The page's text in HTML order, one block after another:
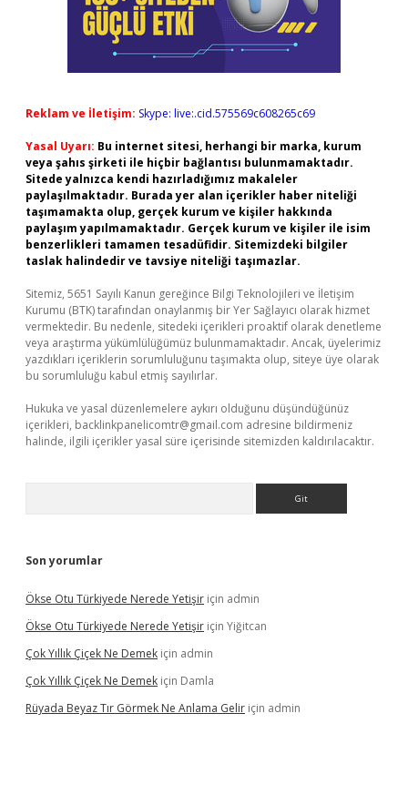
Reklam ve İletişim: Skype: live:.cid.575569c608265c69
Yasal Uyarı: Bu internet sitesi, herhangi bir marka, kurum
veya şahıs şirketi ile hiçbir bağlantısı bulunmamaktadır.
Sitede yalnızca kendi hazırladığımız makaleler
paylaşılmaktadır. Burada yer alan içerikler haber niteliği
taşımamakta olup, gerçek kurum ve kişiler hakkında
paylaşım yapılmamaktadır. Gerçek kurum ve kişiler ile isim
benzerlikleri tamamen tesadüfidir. Sitemizdeki bilgiler
taslak halindedir ve tavsiye niteliği taşımazlar.
Sitemiz, 5651 Sayılı Kanun gereğince Bilgi Teknolojileri ve İletişim
Kurumu (BTK) tarafından onaylanmış bir Yer Sağlayıcı olarak hizmet
vermektedir. Bu nedenle, sitedeki içerikleri proaktif olarak denetleme
veya araştırma yükümlülüğümüz bulunmamaktadır. Ancak, üyelerimiz
yazdıkları içeriklerin sorumluluğunu taşımakta olup, siteye üye olarak
bu sorumluluğu kabul etmiş sayılırlar.
Hukuka ve yasal düzenlemelere aykırı olduğunu düşündüğünüz
içerikleri, backlinkpanelicomtr@gmail.com adresine bildirmeniz
halinde, ilgili içerikler yasal süre içerisinde sitemizden kaldırılacaktır.
Son yorumlar
Ökse Otu Türkiyede Nerede Yetişir için admin
Ökse Otu Türkiyede Nerede Yetişir için Yiğitcan
Çok Yıllık Çiçek Ne Demek için admin
Çok Yıllık Çiçek Ne Demek için Damla
Rüyada Beyaz Tır Görmek Ne Anlama Gelir için admin